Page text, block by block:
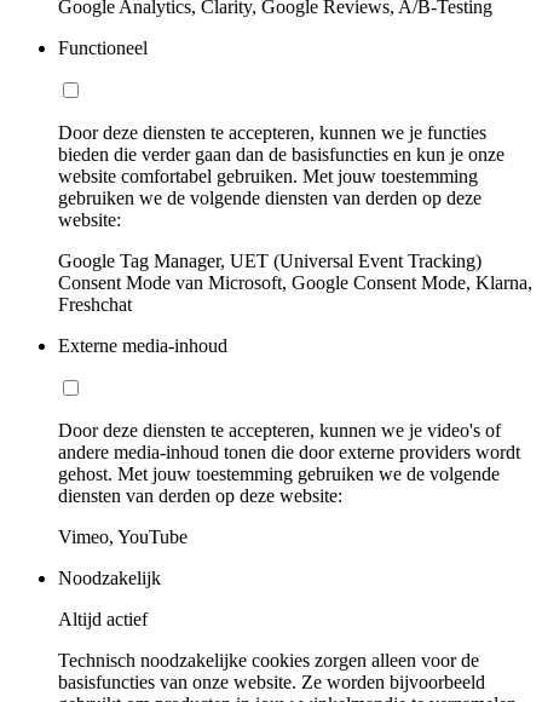
Google Analytics, Clarity, Google Reviews, A/B-Testing
Functioneel
Door deze diensten te accepteren, kunnen we je functies
bieden die verder gaan dan de basisfuncties en kun je onze
website comfortabel gebruiken. Met jouw toestemming
gebruiken we de volgende diensten van derden op deze
website:
Google Tag Manager, UET (Universal Event Tracking)
Consent Mode van Microsoft, Google Consent Mode, Klarna,
Freshchat
Externe media-inhoud
Door deze diensten te accepteren, kunnen we je video's of
andere media-inhoud tonen die door externe providers wordt
gehost. Met jouw toestemming gebruiken we de volgende
diensten van derden op deze website:
Vimeo, YouTube
Noodzakelijk
Altijd actief
Technisch noodzakelijke cookies zorgen alleen voor de
basisfuncties van onze website. Ze worden bijvoorbeeld